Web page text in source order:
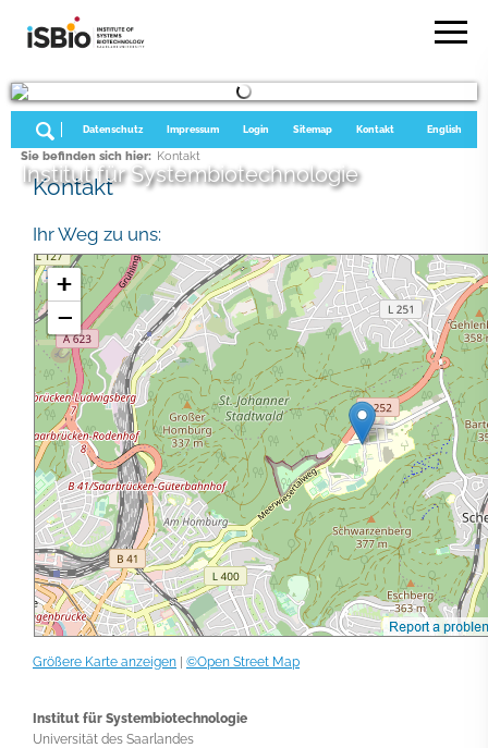
Institut für Systembiotechnologie
English
Kontakt
Sitemap
Login
Impressum
Datenschutz
Sie befinden sich hier: Kontakt
Kontakt
Ihr Weg zu uns:
Größere Karte anzeigen | ©Open Street Map
Institut für Systembiotechnologie
Universität des Saarlandes